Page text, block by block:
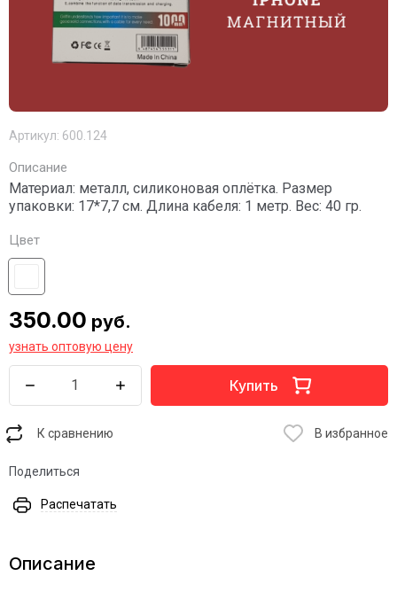
Артикул: 600.124
Описание
Материал: металл, силиконовая оплётка. Размер
упаковки: 17*7,7 см. Длина кабеля: 1 метр. Вес: 40 гр.
Цвет
350.00 руб.
узнать оптовую цену
Купить
К сравнению В избранное
Поделиться
Распечатать
Описание